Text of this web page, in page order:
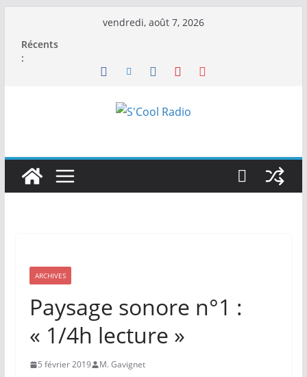
contenu
vendredi, août 7, 2026
Récents
:
ARCHIVES
Paysage sonore n°1 :
« 1/4h lecture »
5 février 2019 M. Gavignet